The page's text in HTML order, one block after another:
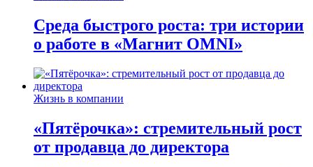
Среда быстрого роста: три истории
о работе в «Магнит OMNI»
Жизнь в компании
«Пятёрочка»: стремительный рост
от продавца до директора